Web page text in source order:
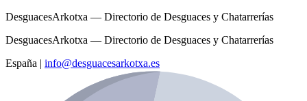
DesguacesArkotxa — Directorio de Desguaces y Chatarrerías
DesguacesArkotxa — Directorio de Desguaces y Chatarrerías
España | info@desguacesarkotxa.es